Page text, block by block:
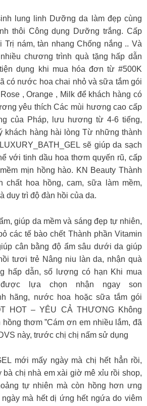
lung linh Dưỡng da làm đẹp cùng
thôi Công dụng Dưỡng trắng. Cấp
Trị nám, tàn nhang Chống nắng .. Và
chương trình quà tặng hấp dẫn
dụng khi mua hóa đơn từ #500K
có nước hoa chai nhỏ và sữa tắm gói
, Orange , Milk để khách hàng có
yêu thích Các mùi hương cao cấp
của Pháp, lưu hương từ 4-6 tiếng,
khách hàng hài lòng Từ những thành
sẽ giúp da sạch
với tinh dầu hoa thơm quyến rũ, cấp
mịn hồng hào. KN Beauty Thành
chất hoa hồng, cam, sữa làm mềm,
duy trì độ đàn hồi của da.
giúp da mềm và sáng đẹp tự nhiên,
các tế bào chết Thành phần Vitamin
cân bằng độ ẩm sâu dưới da giúp
tươi trẻ Nâng niu làn da, nhận quà
hấp dẫn, số lượng có hạn Khi mua
lựa chọn nhận ngay son
hãng, nước hoa hoặc sữa tắm gói
HOT – YÊU CẢ THƯƠNG Không
thơm ”Cám ơn em nhiều lắm, đã
này, trước chị chị nấm sử dụng
mới mấy ngày mà chị hết hẳn rồi,
bà chị nhà em xài giờ mê xỉu rồi shop,
tự nhiên mà còn hồng hơn ưng
ngày mà hết dị ứng hết ngứa do viêm